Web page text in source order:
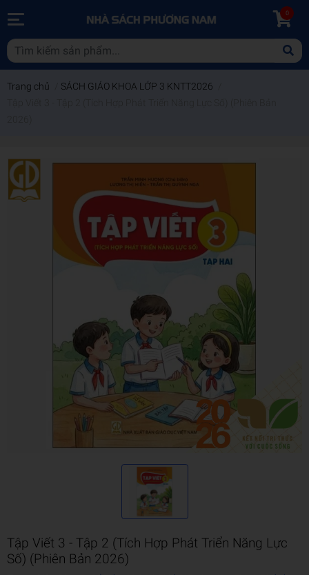
0
Trang chủ SÁCH GIÁO KHOA LỚP 3 KNTT2026
Tập Viết 3 - Tập 2 (Tích Hợp Phát Triển Năng Lực
Số) (Phiên Bản 2026)